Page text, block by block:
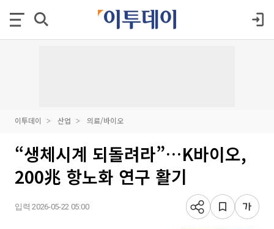
이투데이 산업 의료/바이오
“생체시계 되돌려라”…K바이오,
200兆 항노화 연구 활기
입력 2026-05-22 05:00